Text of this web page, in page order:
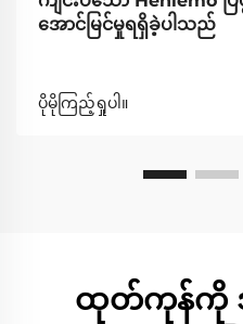
အောင်မြင်မှုရရှိခဲ့ပါသည်
ပိုမိုကြည့်ရှုပါ။
ထုတ်ကုန်ကို